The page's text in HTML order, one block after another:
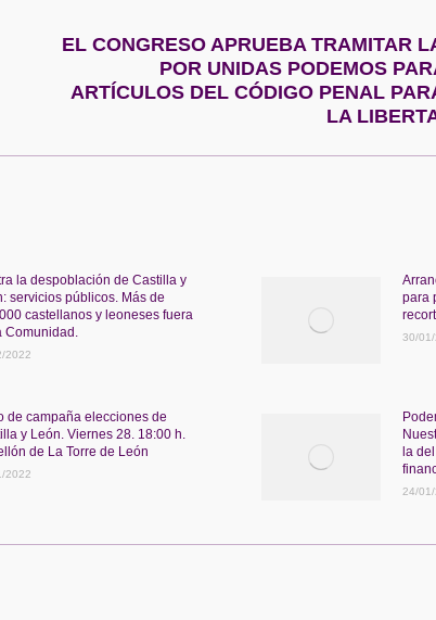
siguiente:
EL CONGRESO APRUEBA TRAMITAR
POR UNIDAS PODEMOS
ARTÍCULOS DEL CÓDIGO PENAL
LA
la despoblación de Castilla y
servicios públicos. Más de
castellanos y leoneses fuera
Comunidad.
2022
para
30/
de campaña elecciones de
y León. Viernes 28. 18:00 h.
de La Torre de León
2022
la
24/